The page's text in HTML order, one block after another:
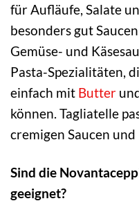
für Aufläufe, Salate
besonders gut
Gemüse- und
Pasta-Spezialitäten,
einfach mit Butter
können. Tagliatelle
cremigen Saucen und
Sind die
geeignet?